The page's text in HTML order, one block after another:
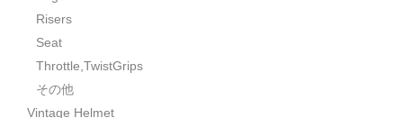
Risers
Seat
Throttle,TwistGrips
その他
Vintage Helmet